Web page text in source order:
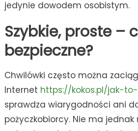
jedynie dowodem osobistym.
Szybkie, proste –
bezpieczne?
Chwilówki często można
Internet https://kokos.pl/jak-
sprawdza wiarygodności ani
pożyczkobiorcy. Nie ma